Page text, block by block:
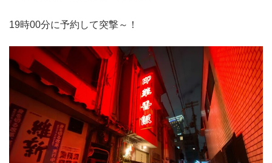
19時00分に予約して突撃～！